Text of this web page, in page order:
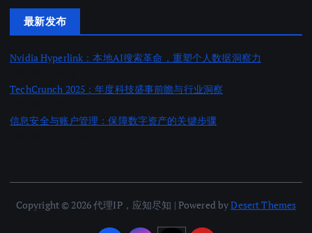
最新发布
Nvidia Hyperlink：本地AI搜索革命，重塑个人数据洞察力
TechCrunch 2025：年度科技盛事前瞻与行业洞察
信息安全与账户管理：保障数字资产的关键步骤
Copyright © 2026 代理IP，应知尽知 | Powered byDesert Themes